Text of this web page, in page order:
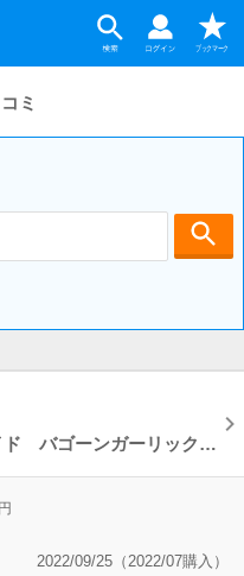
ミ
レイチェルズホームメイド バゴーンガーリック RACHAEL'S Sauteed with Garlic Bagoong
2022/09/25（2022/07購入）